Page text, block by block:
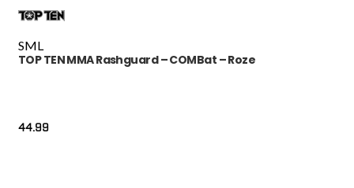
SML
TOP TEN MMA Rashguard – COMBat – Roze
44.99